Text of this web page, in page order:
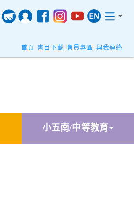
首頁 書目下載 會員專區 與我連絡
小五南/中等教育